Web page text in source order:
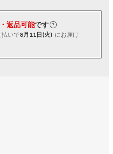
返品可能です
払いで8月11日(火) にお届け